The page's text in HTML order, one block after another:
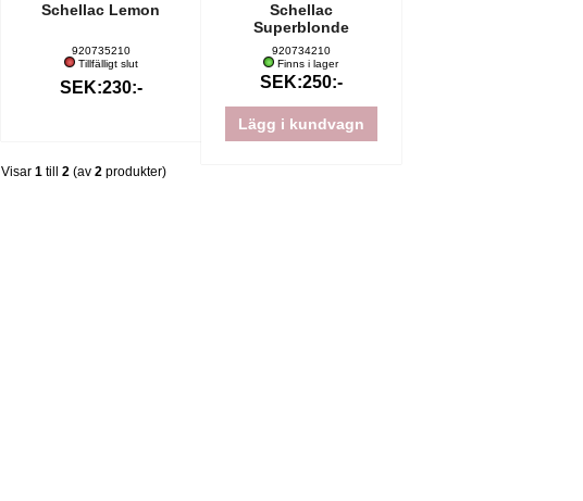
Schellac Lemon
920735210
Tillfälligt slut
SEK:230:-
Schellac
Superblonde
920734210
Finns i lager
SEK:250:-
Lägg i kundvagn
Visar 1 till 2 (av 2 produkter)